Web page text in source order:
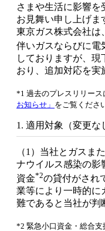
さまや生活に影響を
お見舞い申し上げま
東京ガス株式会社は
伴いガスならびに電
しておりますが、現
おり、追加対応を実
*1 過去のプレスリリー
お知らせ」 をご覧くださ
1. 適用対象（変更な
（1）当社とガスま
ナウイルス感染の影
資金*2の貸付がされ
業等により一時的に
難であると当社が判
*2 緊急小口資金・総合